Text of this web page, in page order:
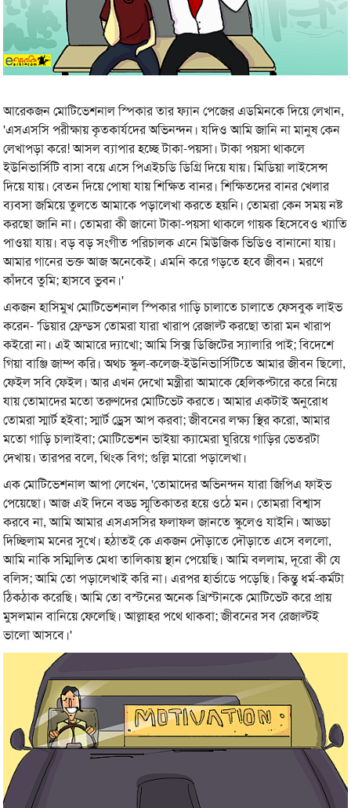
আরেকজন মোটিভেশনাল স্পিকার তার ফ্যান পেজের এডমিনকে দিয়ে লেখান,
'এসএসসি পরীক্ষায় কৃতকার্যদের অভিনন্দন। যদিও আমি জানি না মানুষ কেন
লেখাপড়া করে! আসল ব্যাপার হচ্ছে টাকা-পয়সা। টাকা পয়সা থাকলে
ইউনিভার্সিটি বাসা বয়ে এসে পিএইচডি ডিগ্রি দিয়ে যায়। মিডিয়া লাইসেন্স
দিয়ে যায়। বেতন দিয়ে পোষা যায় শিক্ষিত বানর। শিক্ষিতদের বানর খেলার
ব্যবসা জমিয়ে তুলতে আমাকে পড়ালেখা করতে হয়নি। তোমরা কেন সময় নষ্ট
করছো জানি না। তোমরা কী জানো টাকা-পয়সা থাকলে গায়ক হিসেবেও খ্যাতি
পাওয়া যায়। বড় বড় সংগীত পরিচালক এনে মিউজিক ভিডিও বানানো যায়।
আমার গানের ভক্ত আজ অনেকেই। এমনি করে গড়তে হবে জীবন। মরণে
কাঁদবে তুমি; হাসবে ভুবন।'
একজন হাসিমুখ মোটিভেশনাল স্পিকার গাড়ি চালাতে চালাতে ফেসবুক লাইভ
করেন- 'ডিয়ার ফ্রেন্ডস তোমরা যারা খারাপ রেজাল্ট করছো তারা মন খারাপ
কইরো না। এই আমারে দ্যাখো; আমি সিক্স ডিজিটের স্যালারি পাই; বিদেশে
গিয়া বাঞ্জি জাম্প করি। অথচ স্কুল-কলেজ-ইউনিভার্সিটিতে আমার জীবন ছিলো,
ফেইল সবি ফেইল। আর এখন দেখো মন্ত্রীরা আমাকে হেলিকপ্টারে করে নিয়ে
যায় তোমাদের মতো তরুণদের মোটিভেট করতে। আমার একটাই অনুরোধ
তোমরা স্মার্ট হইবা; স্মার্ট ড্রেস আপ করবা; জীবনের লক্ষ্য স্থির করো, আমার
মতো গাড়ি চালাইবা; মোটিভেশন ভাইয়া ক্যামেরা ঘুরিয়ে গাড়ির ভেতরটা
দেখায়। তারপর বলে, থিংক বিগ; গুল্লি মারো পড়ালেখা।
এক মোটিভেশনাল আপা লেখেন, 'তোমাদের অভিনন্দন যারা জিপিএ ফাইভ
পেয়েছো। আজ এই দিনে বড্ড স্মৃতিকাতর হয়ে ওঠে মন। তোমরা বিশ্বাস
করবে না, আমি আমার এসএসসির ফলাফল জানতে স্কুলেও যাইনি। আড্ডা
দিচ্ছিলাম মনের সুখে। হঠাতই কে একজন দৌড়াতে দৌড়াতে এসে বললো,
আমি নাকি সম্মিলিত মেধা তালিকায় স্থান পেয়েছি। আমি বললাম, দূরো কী যে
বলিস; আমি তো পড়ালেখাই করি না। এরপর হার্ভাডে পড়েছি। কিন্তু ধর্ম-কর্মটা
ঠিকঠাক করেছি। আমি তো বস্টনের অনেক খ্রিস্টানকে মোটিভেট করে প্রায়
মুসলমান বানিয়ে ফেলেছি। আল্লাহর পথে থাকবা; জীবনের সব রেজাল্টই
ভালো আসবে।'